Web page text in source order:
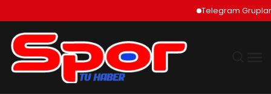
Telegram Grupları